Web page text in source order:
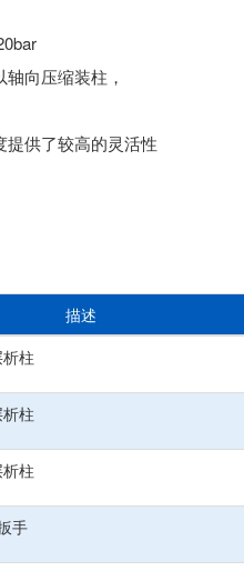
向压缩装柱，
供了较高的灵活性
描述
柱
柱
柱
手